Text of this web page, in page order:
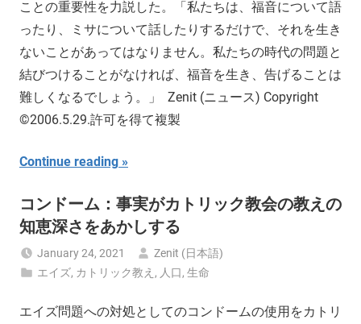
ことの重要性を力説した。「私たちは、福音について語
ったり、ミサについて話したりするだけで、それを生き
ないことがあってはなりません。私たちの時代の問題と
結びつけることがなければ、福音を生き、告げることは
難しくなるでしょう。」 Zenit (ニュース) Copyright
©2006.5.29.許可を得て複製
Continue reading
コンドーム：事実がカトリック教会の教えの
知恵深さをあかしする
January 24, 2021
Zenit (日本語)
エイズ, カトリック教え , 人口,生命
エイズ問題への対処としてのコンドームの使用をカトリ